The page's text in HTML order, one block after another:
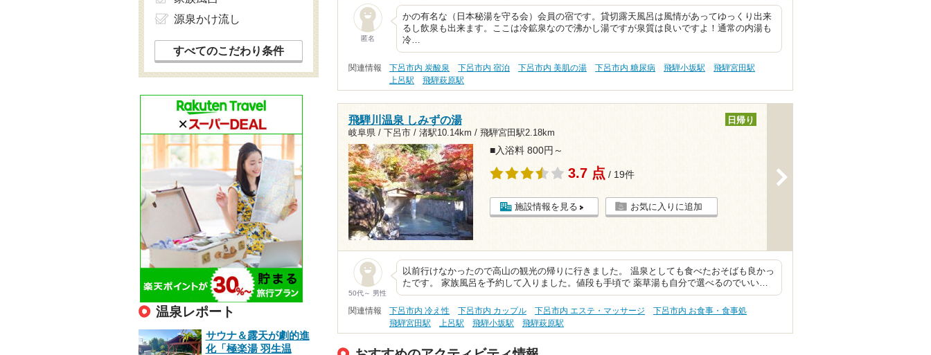
匿名
かの有名な（日本秘湯を守る会）会員の宿です。貸切露天風呂は風情があってゆっくり出来
るし飲泉も出来ます。ここは冷鉱泉なので沸かし湯ですが泉質は良いですよ！通常の内湯も
冷…
関連情報 下呂市内 炭酸泉 下呂市内 宿泊 下呂市内 美肌の湯 下呂市内 糖尿病 飛騨小坂駅
飛騨宮田駅
上呂駅
飛騨萩原駅
飛騨川温泉 しみずの湯
岐阜県 / 下呂市 / 渚駅10.14km / 飛騨宮田駅2.18km
日帰り
■入浴料 800円～
3.7 点 / 19件
施設情報を見る お気に入りに追加
50代～ 男性
以前行けなかったので高山の観光の帰りに行きました。 温泉としても食べたおそばも良かっ
たです。 家族風呂を予約して入りました。値段も手頃で 薬草湯も自分で選べるのでいい…
関連情報 下呂市内 冷え性 下呂市内 カップル 下呂市内 エステ・マッサージ
下呂市内 お食事・食事処
飛騨宮田駅
上呂駅 飛騨小坂駅 飛騨萩原駅
源泉かけ流し
すべてのこだわり条件
温泉レポート
サウナ＆露天が劇的進
化「極楽湯 羽生温